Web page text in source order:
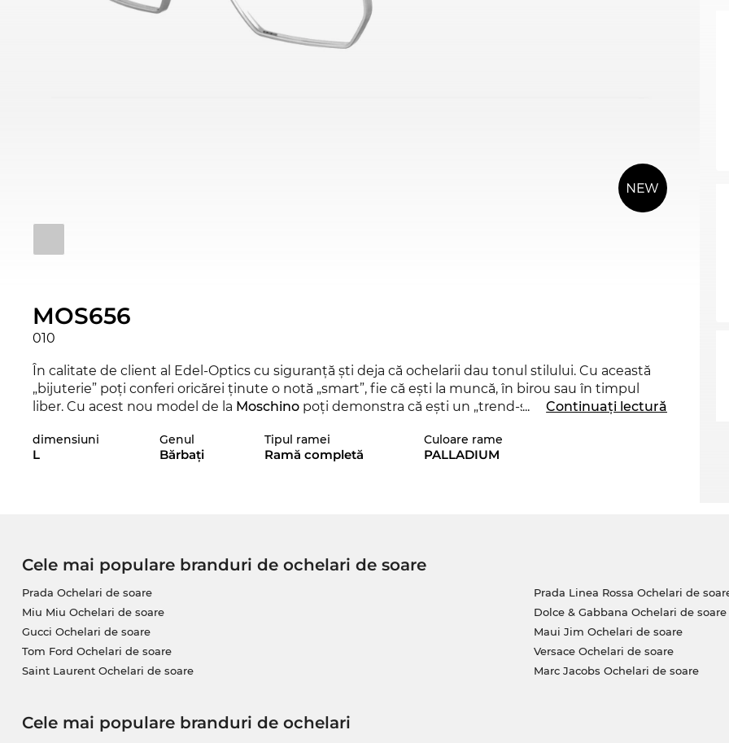
MOS656
010
În calitate de client al Edel-Optics cu siguranţă şti deja că ochelarii dau tonul stilului. Cu această
„bijuterie” poţi conferi oricărei ţinute o notă „smart”, fie că eşti la muncă, în birou sau în timpul
liber. Cu acest nou model de la Moschino poţi demonstra că eşti un „trend-setter“ veritabil. Chiar
deosebit pentru 2025. Sunt frumoşi, dar totuşi o altă culoare ar fi mai potrivită pentru hainele tale
preferate? Atunci verifică şi celelalte variante ale modelului MOS656 din sortimentul nostru de la
Chiar dacă acest modelMoschino nu este în momentul de faţă pe stoc, meriţă să-l comanzi
acum, pentru că preţul e pur şi simplu imbatabil! Acum poţi achiziţiona acest model la un preţ
Ceea ce în alte magazine online este desemnat cu „sale”, la noi înseamnă preţuri normale, care îţi
permit să faci economii zi de zi.
... Continuați lectură
dimensiuni
L
Genul
Bărbaţi
Tipul ramei
Ramă completă
Culoare rame
PALLADIUM
Cele mai populare branduri de ochelari de soare
Prada Ochelari de soare
Miu Miu Ochelari de soare
Gucci Ochelari de soare
Tom Ford Ochelari de soare
Saint Laurent Ochelari de soare
Prada Linea Rossa Ochelari de
Dolce & Gabbana Ochelari de soare
Maui Jim Ochelari de soare
Versace Ochelari de soare
Marc Jacobs Ochelari de soare
Cele mai populare branduri de ochelari